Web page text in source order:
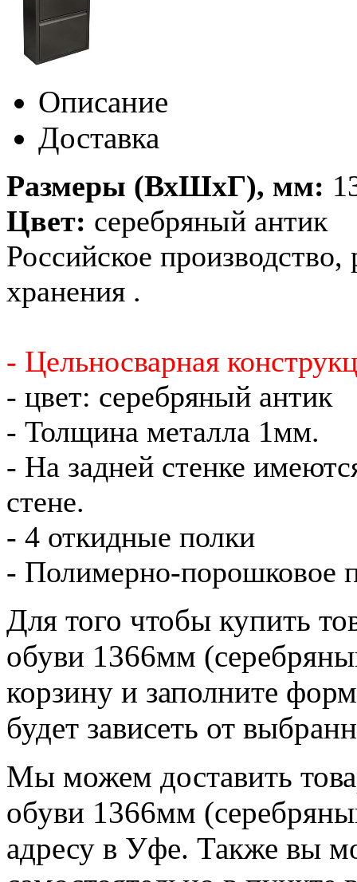
Описание
Доставка
Размеры (ВхШхГ), мм:
Цвет: серебряный антик
Российское
хранения .
- Цельносварная
- цвет: серебряный антик
- Толщина металла 1мм.
- На задней стенке
стене.
- 4 откидные полки
- Полимерно-порошковое
Для того чтобы купить
обуви 1366мм
корзину и заполните
будет зависеть от
Мы можем доставить
обуви 1366мм
адресу в Уфе. Также вы